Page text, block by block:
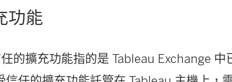
功能
的擴充功能指的是 Tableau Exchange 中